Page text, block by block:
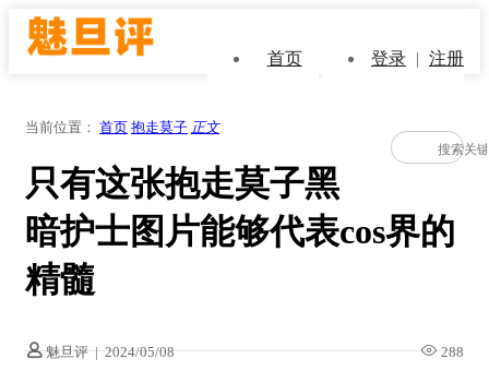
首页 登录 | 注册
当前位置： 首页 抱走莫子 正文
只有这张抱走莫子黑
暗护士图片能够代表cos界的
精髓
魅旦评 | 2024/05/08 288